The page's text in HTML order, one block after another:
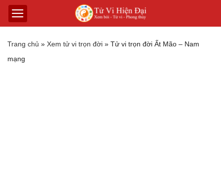
Trang chủ » Xem tử vi trọn đời » Tử vi trọn đời Ất Mão – Nam
mạng